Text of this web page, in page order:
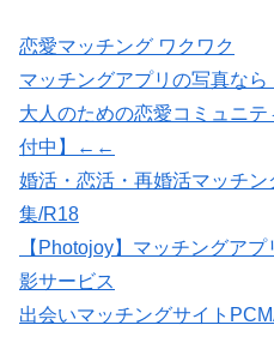
恋愛マッチング ワクワク
マッチングアプリの写真なら
大人のための恋愛コミュニ
付中】←←
婚活・恋活・再婚活マッチ
集/R18
【Photojoy】マッチングア
影サービス
出会いマッチングサイト